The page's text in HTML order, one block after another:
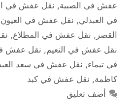
عفش في الصبية, نقل عفش في
في العبدلي, نقل عفش في العيون
القصر , نقل عفش في المطلاع,
نقل عفش في النعيم, نقل عفش
في تيماء, نقل عفش في سعد العبد
كاظمة, نقل عفش في كبد
أضف تعليق